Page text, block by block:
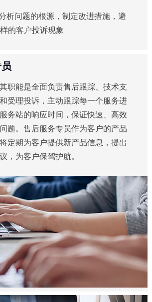
析问题的根源，制定改进措施，避
的客户投诉现象
职能是全面负责售后跟踪、技术支
受理投诉，主动跟踪每一个服务进
务站的响应时间，保证快速、高效
题。售后服务专员作为客户的产品
定期为客户提供新产品信息，提出
，为客户保驾护航。